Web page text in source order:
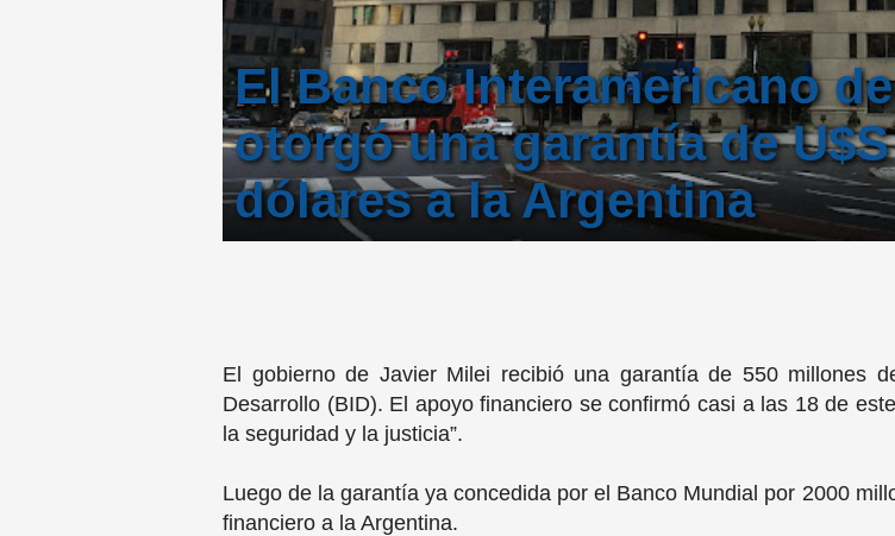
El Banco Interamericano
otorgó una garantía de
dólares a la Argentina
El gobierno de Javier Milei recibió una garantía de 550 millones
Desarrollo (BID). El apoyo financiero se confirmó casi a las 18 de
la seguridad y la justicia”.
Luego de la garantía ya concedida por el Banco Mundial por 2000
financiero a la Argentina.